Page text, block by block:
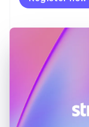
English
Irland
English
Italien
Italiano
Japan